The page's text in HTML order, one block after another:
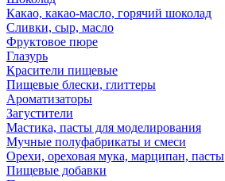
Какао, какао-масло, горячий шоколад
Сливки, сыр, масло
Фруктовое пюре
Глазурь
Красители пищевые
Пищевые блески, глиттеры
Ароматизаторы
Загустители
Мастика, пасты для моделирования
Мучные полуфабрикаты и смеси
Орехи, ореховая мука, марципан, пасты
Пищевые добавки